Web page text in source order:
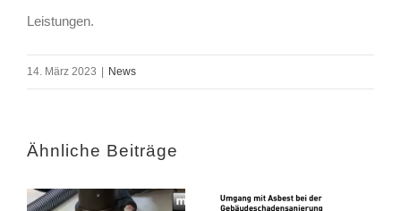
Leistungen.
14. März 2023 News
Ähnliche Beiträge